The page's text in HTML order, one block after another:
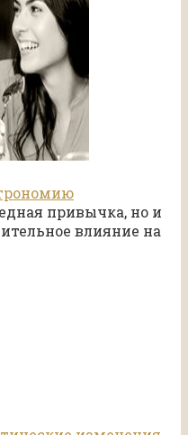
привычка, но и
влияние на